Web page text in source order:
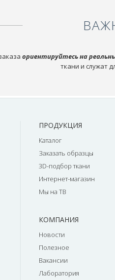
ориентируйтесь на
ткани и служат
ПРОДУКЦИЯ
Каталог
Заказать образцы
3D-подбор ткани
Интернет-магазин
Мы на ТВ
КОМПАНИЯ
Новости
Полезное
Вакансии
Лаборатория